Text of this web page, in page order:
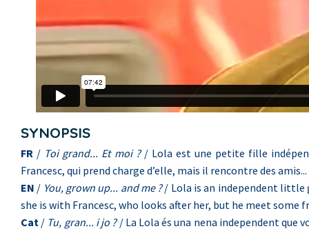
SYNOPSIS
FR / Toi grand... Et moi ?/ Lola est une petite fille
Francesc, qui prend charge d’elle, mais il rencontre des amis...
EN / You, grown up... and me ?/ Lola is an independent little
she is with Francesc, who looks after her, but he meet
Cat / Tu, gran... i jo ?/ La Lola és una nena independent que